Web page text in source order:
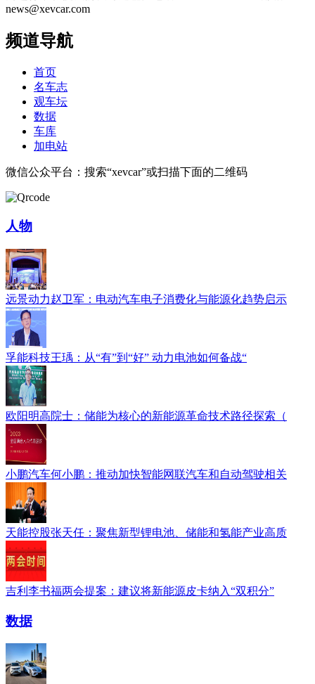
news@xevcar.com
频道导航
首页
名车志
观车坛
数据
车库
加电站
微信公众平台：搜索“xevcar”或扫描下面的二维码
人物
远景动力赵卫军：电动汽车电子消费化与能源化趋势启示
孚能科技王瑀：从“有”到“好” 动力电池如何备战“
欧阳明高院士：储能为核心的新能源革命技术路径探索（
小鹏汽车何小鹏：推动加快智能网联汽车和自动驾驶相关
天能控股张天任：聚焦新型锂电池、储能和氢能产业高质
吉利李书福两会提案：建议将新能源皮卡纳入“双积分”
数据